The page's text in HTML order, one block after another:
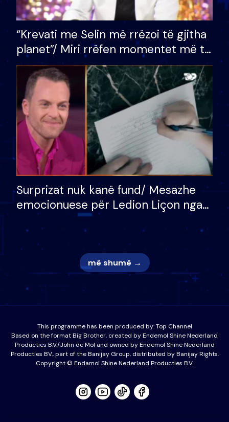
“Krevati me Selin më rrëzoi të gjitha
planet”/ Miri rrëfen momentet më të
bukura në shtëpinë e BB VIP: Do më
mungojë zilja e mëngjesit kur…
Surprizat nuk kanë fund/ Mesazhe
emocionuese për Ledion Liçon nga
nëna dhe fëmijët e tij, moderatori
nuk i mban dot lotët: Nuk meritoj…
më shumë →
This programme has been produced by:Top Channel
Based on the format Big Brother, created by Endemol Shine Nederland
Producties B.V./John de Mol and owned by Endemol Shine Nederland
Producties BV., part of the Banijay Group, distributed by Banijay Rights.
Copyright © Endamol Shine Nederland Producties B.V.